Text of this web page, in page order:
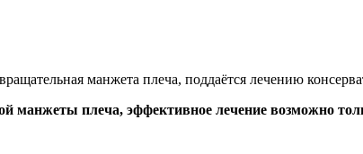
манжета плеча, поддаётся лечению
манжеты плеча, эффективное лечение возможно